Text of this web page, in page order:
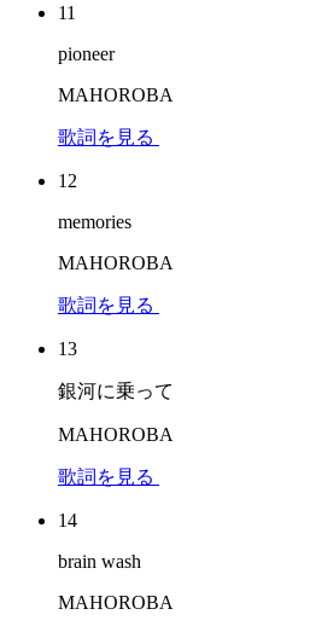
11
pioneer
MAHOROBA
歌詞を見る
12
memories
MAHOROBA
歌詞を見る
13
銀河に乗って
MAHOROBA
歌詞を見る
14
brain wash
MAHOROBA